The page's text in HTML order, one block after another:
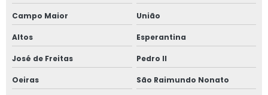
Campo Maior União
Altos Esperantina
José de Freitas Pedro II
Oeiras São Raimundo Nonato